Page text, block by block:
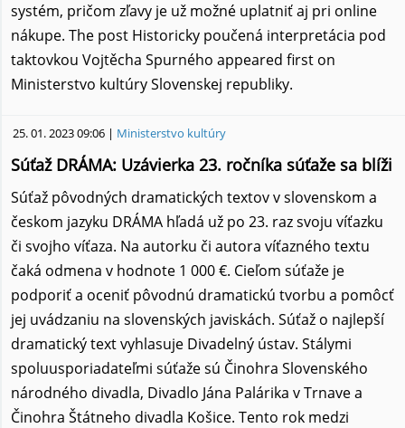
systém, pričom zľavy je už možné uplatniť aj pri online
nákupe. The post Historicky poučená interpretácia pod
taktovkou Vojtěcha Spurného appeared first on
Ministerstvo kultúry Slovenskej republiky.
25. 01. 2023 09:06 | Ministerstvo kultúry
Súťaž DRÁMA: Uzávierka 23. ročníka súťaže sa blíži
Súťaž pôvodných dramatických textov v slovenskom a
českom jazyku DRÁMA hľadá už po 23. raz svoju víťazku
či svojho víťaza. Na autorku či autora víťazného textu
čaká odmena v hodnote 1 000 €. Cieľom súťaže je
podporiť a oceniť pôvodnú dramatickú tvorbu a pomôcť
jej uvádzaniu na slovenských javiskách. Súťaž o najlepší
dramatický text vyhlasuje Divadelný ústav. Stálymi
spoluusporiadateľmi súťaže sú Činohra Slovenského
národného divadla, Divadlo Jána Palárika v Trnave a
Činohra Štátneho divadla Košice. Tento rok medzi